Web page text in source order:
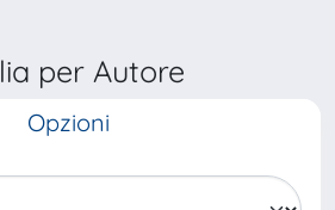
per Autore
Opzioni